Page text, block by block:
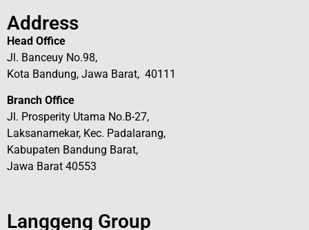
Address
Head Office
Jl. Banceuy No.98,
Kota Bandung, Jawa Barat, 40111
Branch Office
Jl. Prosperity Utama No.B-27,
Laksanamekar, Kec. Padalarang,
Kabupaten Bandung Barat,
Jawa Barat 40553
Langgeng Group